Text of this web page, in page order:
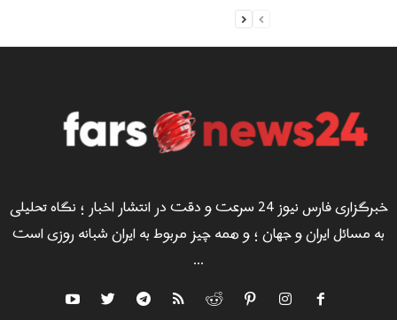
خبرگزاری فارس نیوز 24 سرعت و دقت در انتشار اخبار ؛ نگاه تحلیلی
به مسائل ایران و جهان ؛ و همه چیز مربوط به ایران شبانه روزی است
...